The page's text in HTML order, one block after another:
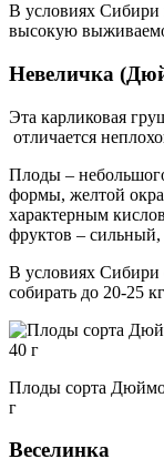
В условиях Сибири
высокую
Невеличка
Эта карликовая
отличается
Плоды –
формы, желтой
характерным
фруктов –
В условиях Сибири
собирать до 20-25
Плоды сорта
г
Веселинка